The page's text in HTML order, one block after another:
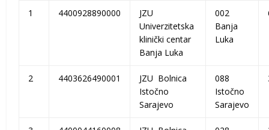
1 4400928890000
JZU
Univerzitetska
klinički centar
Banja Luka
002
Banja
Luka
2 4403626490001
JZU Bolnica
Istočno
Sarajevo
088
Istočno
Sarajevo